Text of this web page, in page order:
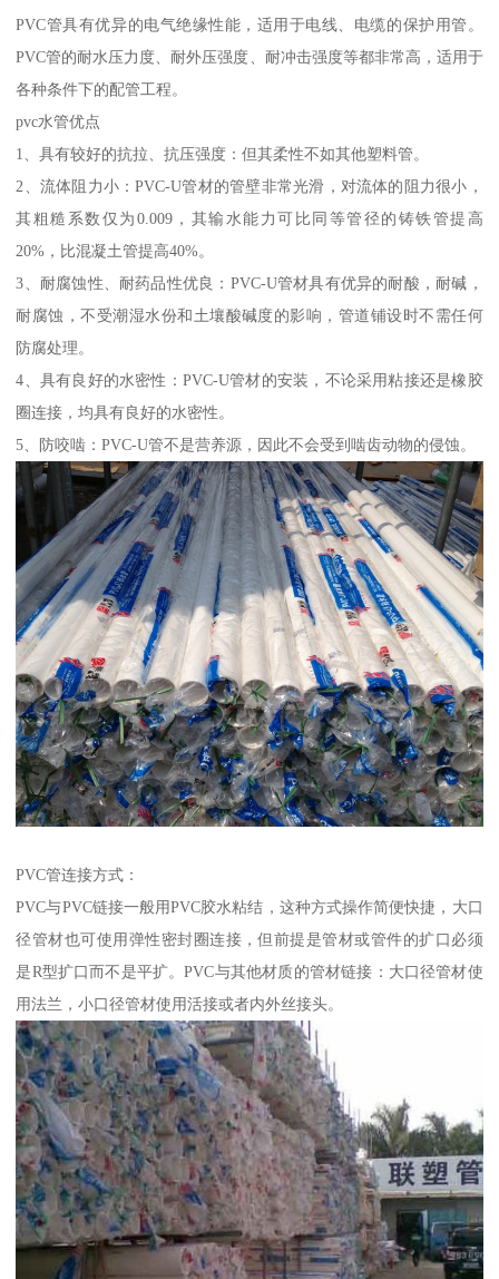
PVC管具有优异的电气绝缘性能，适用于电线、电缆的保护用管。
PVC管的耐水压力度、耐外压强度、耐冲击强度等都非常高，适用于
各种条件下的配管工程。
pvc水管优点
1、具有较好的抗拉、抗压强度：但其柔性不如其他塑料管。
2、流体阻力小：PVC-U管材的管壁非常光滑，对流体的阻力很小，
其粗糙系数仅为0.009，其输水能力可比同等管径的铸铁管提高
20%，比混凝土管提高40%。
3、耐腐蚀性、耐药品性优良：PVC-U管材具有优异的耐酸，耐碱，
耐腐蚀，不受潮湿水份和土壤酸碱度的影响，管道铺设时不需任何
防腐处理。
4、具有良好的水密性：PVC-U管材的安装，不论采用粘接还是橡胶
圈连接，均具有良好的水密性。
5、防咬啮：PVC-U管不是营养源，因此不会受到啮齿动物的侵蚀。
PVC管连接方式：
PVC与PVC链接一般用PVC胶水粘结，这种方式操作简便快捷，大口
径管材也可使用弹性密封圈连接，但前提是管材或管件的扩口必须
是R型扩口而不是平扩。PVC与其他材质的管材链接：大口径管材使
用法兰，小口径管材使用活接或者内外丝接头。